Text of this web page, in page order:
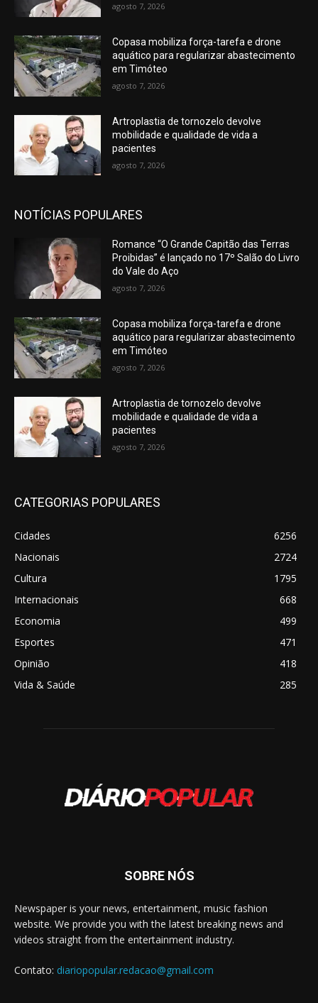
agosto 7, 2026
Copasa mobiliza força-tarefa e drone
aquático para regularizar abastecimento
em Timóteo
agosto 7, 2026
Artroplastia de tornozelo devolve
mobilidade e qualidade de vida a
pacientes
agosto 7, 2026
NOTÍCIAS POPULARES
Romance “O Grande Capitão das Terras
Proibidas” é lançado no 17º Salão do Livro
do Vale do Aço
agosto 7, 2026
Copasa mobiliza força-tarefa e drone
aquático para regularizar abastecimento
em Timóteo
agosto 7, 2026
Artroplastia de tornozelo devolve
mobilidade e qualidade de vida a
pacientes
agosto 7, 2026
CATEGORIAS POPULARES
Cidades
6256
Nacionais
2724
Cultura
1795
Internacionais
668
Economia
499
Esportes
471
Opinião
418
Vida & Saúde
285
SOBRE NÓS
Newspaper is your news, entertainment, music fashion
website. We provide you with the latest breaking news and
videos straight from the entertainment industry.
Contato: diariopopular.redacao@gmail.com